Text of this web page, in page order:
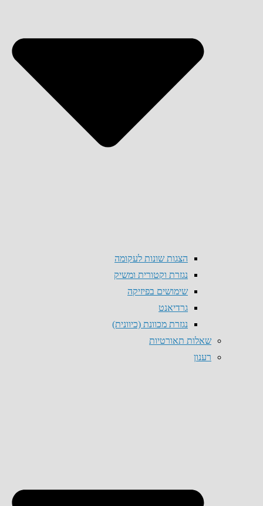
הצגות שונות לעקומה
נגזרת וקטורית ומשיק
שימושים בפיזיקה
גרדיאנט
נגזרת מכוונת (כיוונית)
שאלות תאורטיות
רענון